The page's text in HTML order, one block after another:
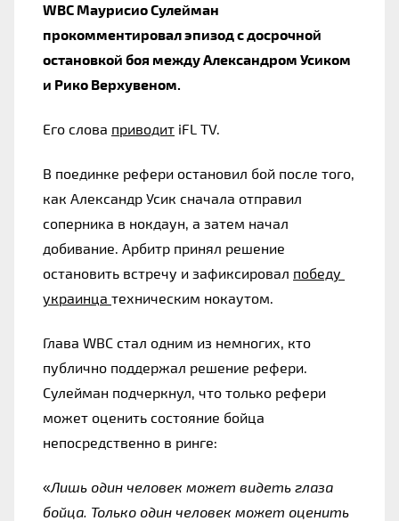
WBC Маурисио Сулейман
прокомментировал эпизод с досрочной
остановкой боя между Александром Усиком
и Рико Верхувеном.
Его слова приводит iFL TV.
В поединке рефери остановил бой после того,
как Александр Усик сначала отправил
соперника в нокдаун, а затем начал
добивание. Арбитр принял решение
остановить встречу и зафиксировал победу
украинца техническим нокаутом.
Глава WBC стал одним из немногих, кто
Сулейман подчеркнул, что только рефери
может оценить состояние бойца
непосредственно в ринге:
«Лишь один человек может видеть глаза
бойца. Только один человек может оценить